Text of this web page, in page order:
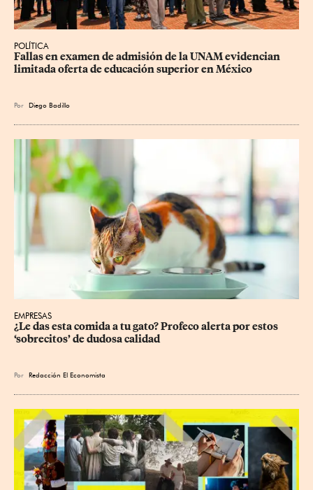
POLÍTICA
Fallas en examen de admisión de la UNAM evidencian
limitada oferta de educación superior en México
Por Diego Badillo
EMPRESAS
¿Le das esta comida a tu gato? Profeco alerta por estos
‘sobrecitos’ de dudosa calidad
Por Redacción El Economista